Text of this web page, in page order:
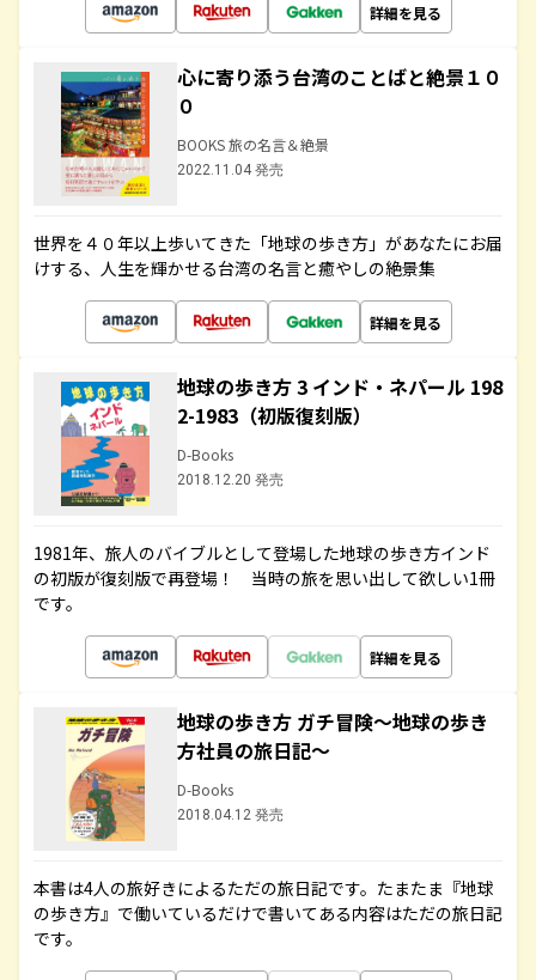
詳細を見る
心に寄り添う台湾のことばと絶景１０
０
BOOKS 旅の名言＆絶景
2022.11.04 発売
世界を４０年以上歩いてきた「地球の歩き方」があなたにお届
けする、人生を輝かせる台湾の名言と癒やしの絶景集
詳細を見る
地球の歩き方 3 インド・ネパール 198
2-1983（初版復刻版）
D-Books
2018.12.20 発売
1981年、旅人のバイブルとして登場した地球の歩き方インド
の初版が復刻版で再登場！ 当時の旅を思い出して欲しい1冊
です。
詳細を見る
地球の歩き方 ガチ冒険～地球の歩き
方社員の旅日記～
D-Books
2018.04.12 発売
本書は4人の旅好きによるただの旅日記です。たまたま『地球
の歩き方』で働いているだけで書いてある内容はただの旅日記
です。